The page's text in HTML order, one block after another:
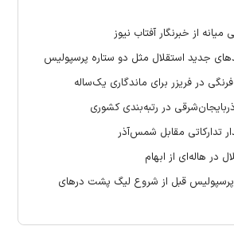
میانه از خبرنگار آفتاب نیوز
جدید استقلال مثل دو ستاره پرسپولیس
در فریزر برای ماندگاری یک‌ساله
در رتبه‌بندی کشوری
تدارکاتی مقابل شمس‌آذر
در هاله‌ای از ابهام
پرسپولیس قبل از شروع لیگ پشت در‌های